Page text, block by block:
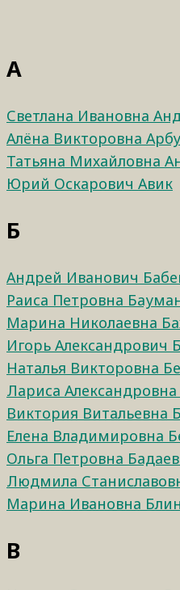
А
Светлана Ивановна
Алёна Викторовна
Татьяна Михайловна
Юрий Оскарович Авик
Б
Андрей Иванович
Раиса Петровна
Марина Николаевна
Игорь Александрович
Наталья Викторовна
Лариса Александровна
Виктория Витальевна
Елена Владимировна
Ольга Петровна
Людмила
Марина Ивановна
В